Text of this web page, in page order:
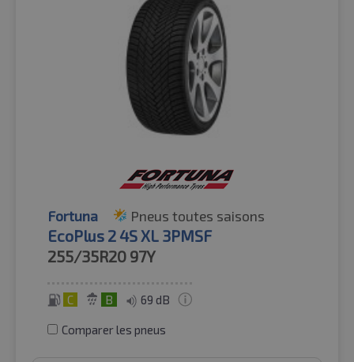
Fortuna Pneus toutes saisons
EcoPlus 2 4S XL 3PMSF
255/35R20 97Y
C B 69 dB
Comparer les pneus